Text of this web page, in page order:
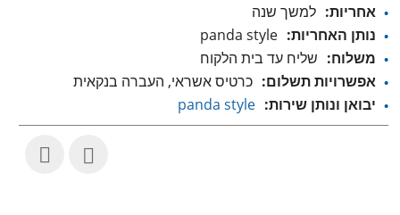
אחריות: למשך שנה
נותן האחריות: panda style
משלוח: שליח עד בית הלקוח
אפשרויות תשלום: כרטיס אשראי, העברה בנקאית
יבואן ונותן שירות: panda style